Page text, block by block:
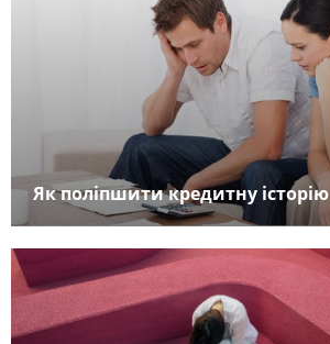
Як поліпшити кредитну історію